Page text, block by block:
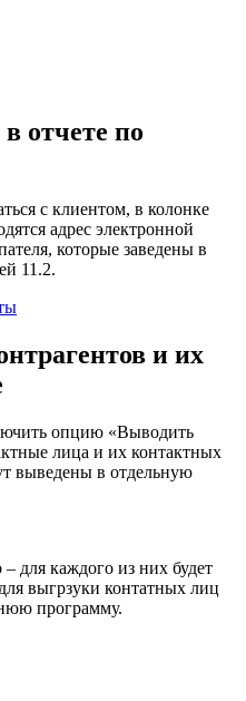
отчете по
с клиентом, в колонке
адрес электронной
которые заведены в
11.2.
и их
опцию «Выводить
лица и их контактных
выведены в отдельную
для каждого из них будет
выгрзуки контатных лиц
программу.